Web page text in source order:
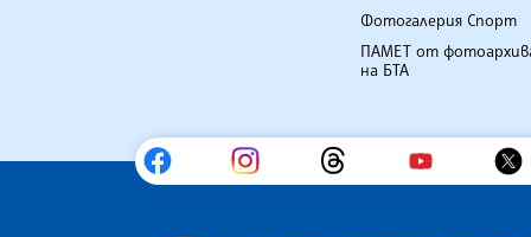
Фотогалерия Спорт
ПАМЕТ от
на БТА